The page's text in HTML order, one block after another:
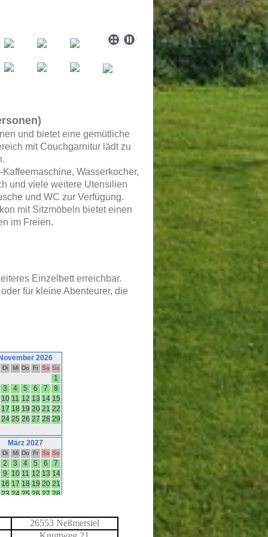
und bietet eine gemütliche
mit Couchgarnitur lädt zu
Wasserkocher,
und viele weitere Utensilien
und WC zur Verfügung.
mit Sitzmöbeln bietet einen
im Freien.
Einzelbett erreichbar.
für kleine Abenteurer, die
26553 Neßmersiel